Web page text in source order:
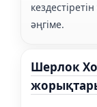
әңгіме.
Шерлок